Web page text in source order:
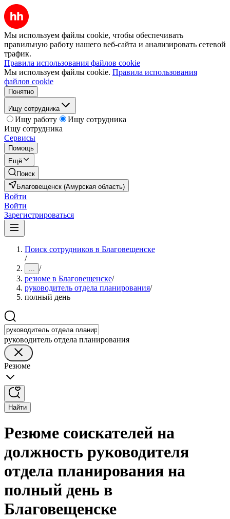
Мы используем файлы cookie, чтобы обеспечивать
правильную работу нашего веб-сайта и анализировать сетевой
трафик.
Правила использования файлов cookie
Мы используем файлы cookie. Правила использования
файлов cookie
Понятно
Ищу сотрудника
Ищу работу
Ищу сотрудника
Ищу сотрудника
Сервисы
Помощь
Ещё
Поиск
Благовещенск (Амурская область)
Войти
Войти
Зарегистрироваться
Поиск сотрудников в Благовещенске
/
... /
резюме в Благовещенске/
руководитель отдела планирования/
полный день
руководитель отдела планирования
Резюме
Найти
Резюме соискателей на
должность руководителя
отдела планирования на
полный день в
Благовещенске